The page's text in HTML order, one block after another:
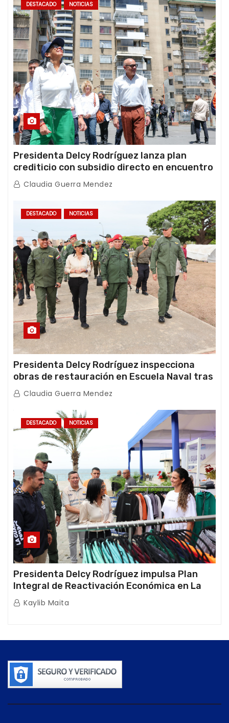
DESTACADO NOTICIAS
Presidenta Delcy Rodríguez lanza plan
crediticio con subsidio directo en encuentro
con Juntas de Condominio
Claudia Guerra Mendez
DESTACADO NOTICIAS
Presidenta Delcy Rodríguez inspecciona
obras de restauración en Escuela Naval tras
afectaciones sísmicas en La Guaira
Claudia Guerra Mendez
DESTACADO NOTICIAS
Presidenta Delcy Rodríguez impulsa Plan
Integral de Reactivación Económica en La
Guaira
Kaylib Maita